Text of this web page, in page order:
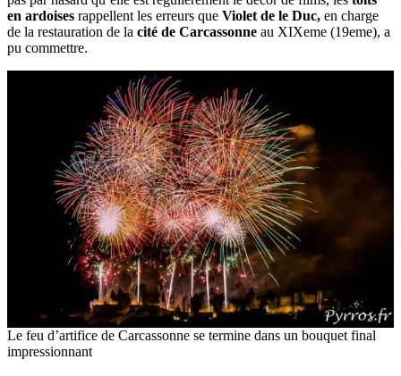
en ardoises rappellent les erreurs que Violet de le Duc, en charge
de la restauration de la cité de Carcassonne au XIXeme (19eme), a
pu commettre.
Le feu d’artifice de Carcassonne se termine dans un bouquet final
impressionnant